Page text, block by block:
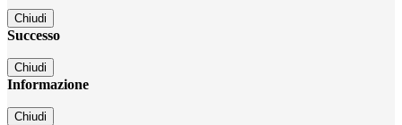
Chiudi
Successo
Chiudi
Informazione
Chiudi